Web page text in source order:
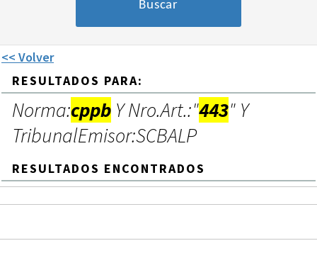
<< Volver
RESULTADOS PARA:
Norma:cppb Y Nro.Art.:"443" Y
TribunalEmisor:SCBALP
RESULTADOS ENCONTRADOS